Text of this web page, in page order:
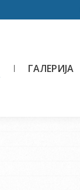
ГАЛЕРИЈА